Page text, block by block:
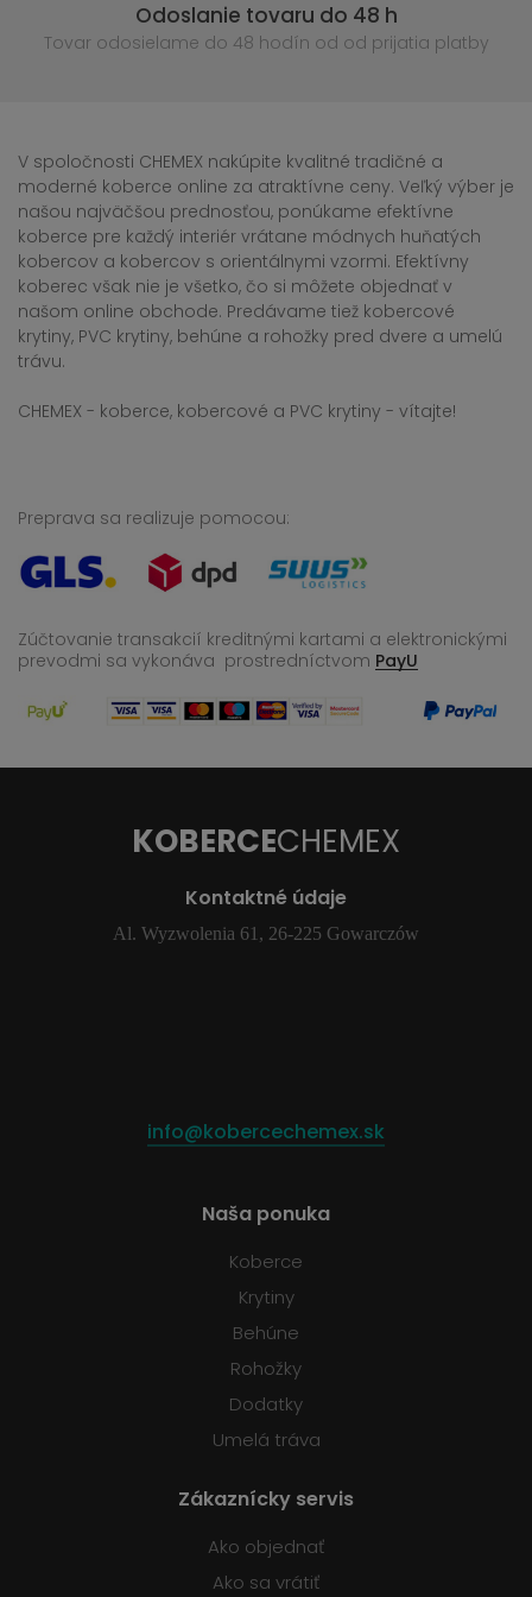
Odoslanie tovaru do 48 h
Tovar odosielame do 48 hodín od od prijatia platby
V spoločnosti CHEMEX nakúpite kvalitné tradičné a
moderné koberce online za atraktívne ceny. Veľký výber je
našou najväčšou prednosťou, ponúkame efektívne
koberce pre každý interiér vrátane módnych huňatých
kobercov a kobercov s orientálnymi vzormi. Efektívny
koberec však nie je všetko, čo si môžete objednať v
našom online obchode. Predávame tiež kobercové
krytiny, PVC krytiny, behúne a rohožky pred dvere a umelú
trávu.
CHEMEX - koberce, kobercové a PVC krytiny - vítajte!
Preprava sa realizuje pomocou:
Zúčtovanie transakcií kreditnými kartami a elektronickými
prevodmi sa vykonáva prostredníctvom PayU
KOBERCECHEMEX
Kontaktné údaje
Al. Wyzwolenia 61, 26-225 Gowarczów
info@kobercechemex.sk
Naša ponuka
Koberce
Krytiny
Behúne
Rohožky
Dodatky
Umelá tráva
Zákaznícky servis
Ako objednať
Ako sa vrátiť